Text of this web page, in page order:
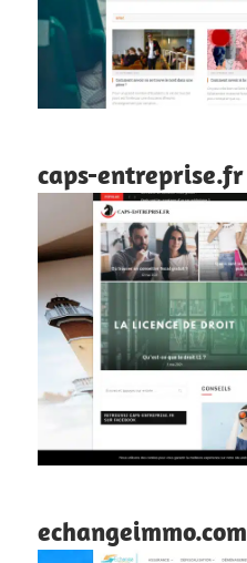
caps-entreprise.fr
echangeimmo.com